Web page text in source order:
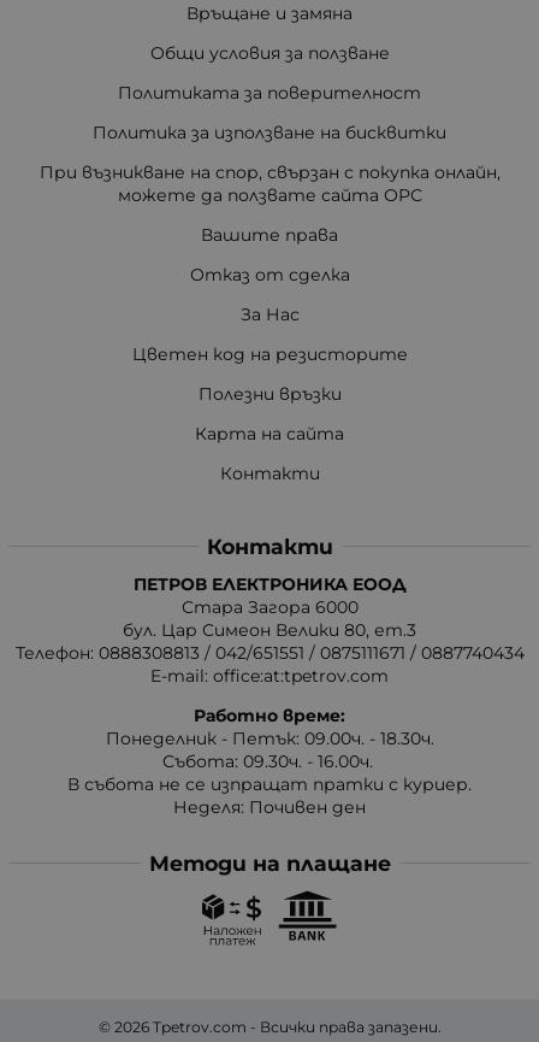
Връщане и замяна
Общи условия за ползване
Политиката за поверителност
Политика за използване на бисквитки
При възникване на спор, свързан с покупка онлайн,
можете да ползвате сайта ОРС
Вашите права
Отказ от сделка
За Нас
Цветен код на резисторите
Полезни връзки
Карта на сайта
Контакти
Контакти
ПЕТРОВ ЕЛЕКТРОНИКА ЕООД
Стара Загора 6000
бул. Цар Симеон Велики 80, ет.3
Телефон: 0888308813 / 042/651551 / 0875111671 / 0887740434
E-mail: office:at:tpetrov.com
Работно време:
Понеделник - Петък: 09.00ч. - 18.30ч.
Събота: 09.30ч. - 16.00ч.
В събота не се изпращат пратки с куриер.
Неделя: Почивен ден
Методи на плащане
© 2026 Tpetrov.com - Всички права запазени.